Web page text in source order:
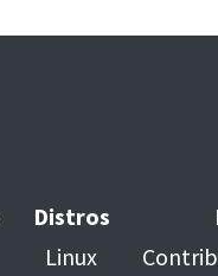
Distros
Linux